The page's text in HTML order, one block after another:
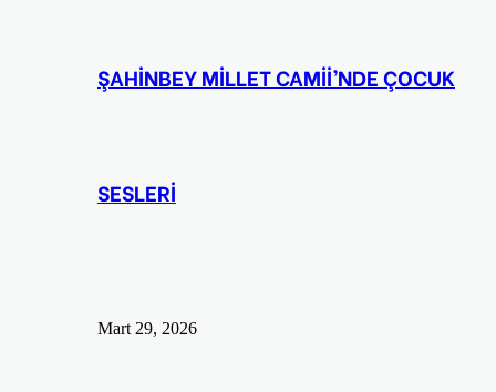
ŞAHİNBEY MİLLET CAMİİ’NDE ÇOCUK
SESLERİ
Mart 29, 2026